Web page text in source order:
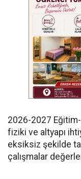
​2026-2027 Eğitim-
fiziki ve altyapı
eksiksiz şekilde
çalışmalar